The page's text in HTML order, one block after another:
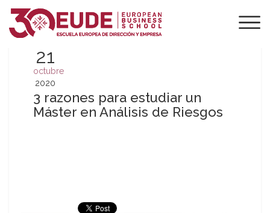
21
octubre
2020
3 razones para estudiar un
Máster en Análisis de Riesgos